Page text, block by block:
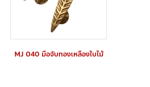
MJ 040 มือจับทองเหลืองใบไม้